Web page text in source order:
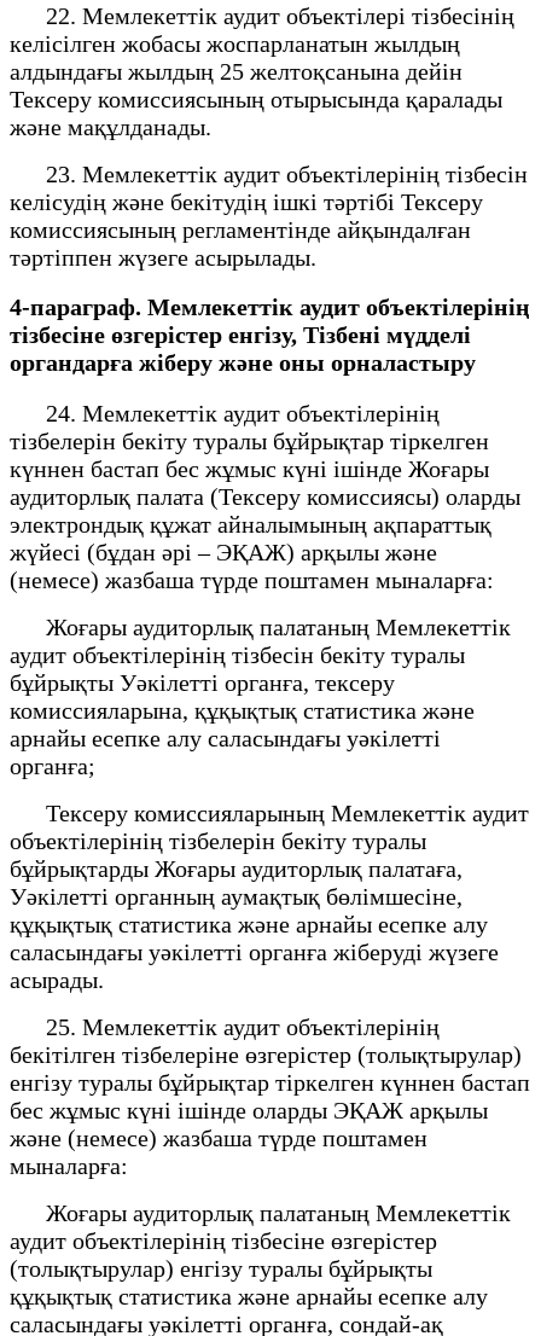
22. Мемлекеттік аудит объектілері тізбесінің
келісілген жобасы жоспарланатын жылдың
алдындағы жылдың 25 желтоқсанына дейін
Тексеру комиссиясының отырысында қаралады
және мақұлданады.
23. Мемлекеттік аудит объектілерінің тізбесін
келісудің және бекітудің ішкі тәртібі Тексеру
комиссиясының регламентінде айқындалған
тәртіппен жүзеге асырылады.
4-параграф. Мемлекеттік аудит объектілерінің
тізбесіне өзгерістер енгізу, Тізбені мүдделі
органдарға жіберу және оны орналастыру
24. Мемлекеттік аудит объектілерінің
тізбелерін бекіту туралы бұйрықтар тіркелген
күннен бастап бес жұмыс күні ішінде Жоғары
аудиторлық палата (Тексеру комиссиясы) оларды
электрондық құжат айналымының ақпараттық
жүйесі (бұдан әрі – ЭҚАЖ) арқылы және
(немесе) жазбаша түрде поштамен мыналарға:
Жоғары аудиторлық палатаның Мемлекеттік
аудит объектілерінің тізбесін бекіту туралы
бұйрықты Уәкілетті органға, тексеру
комиссияларына, құқықтық статистика және
арнайы есепке алу саласындағы уәкілетті
органға;
Тексеру комиссияларының Мемлекеттік аудит
объектілерінің тізбелерін бекіту туралы
бұйрықтарды Жоғары аудиторлық палатаға,
Уәкілетті органның аумақтық бөлімшесіне,
құқықтық статистика және арнайы есепке алу
саласындағы уәкілетті органға жіберуді жүзеге
асырады.
25. Мемлекеттік аудит объектілерінің
бекітілген тізбелеріне өзгерістер (толықтырулар)
енгізу туралы бұйрықтар тіркелген күннен бастап
бес жұмыс күні ішінде оларды ЭҚАЖ арқылы
және (немесе) жазбаша түрде поштамен
мыналарға:
Жоғары аудиторлық палатаның Мемлекеттік
аудит объектілерінің тізбесіне өзгерістер
(толықтырулар) енгізу туралы бұйрықты
құқықтық статистика және арнайы есепке алу
саласындағы уәкілетті органға, сондай-ақ